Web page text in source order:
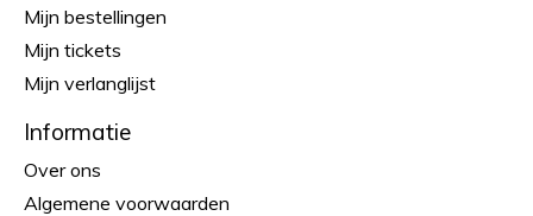
Mijn bestellingen
Mijn tickets
Mijn verlanglijst
Informatie
Over ons
Algemene voorwaarden